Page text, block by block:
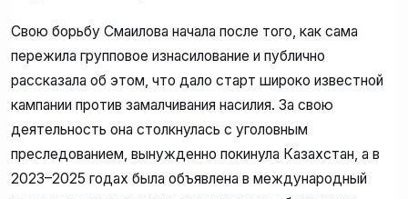
Свою борьбу Смаилова начала после того, как сама
пережила групповое изнасилование и публично
рассказала об этом, что дало старт широко известной
кампании против замалчивания насилия. За свою
деятельность она столкнулась с уголовным
преследованием, вынужденно покинула Казахстан, а в
2023–2025 годах была объявлена в международный